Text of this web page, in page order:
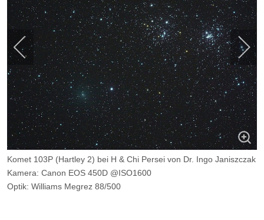
Komet 103P (Hartley 2) bei H & Chi Persei von Dr. Ingo Janiszczak
Kamera: Canon EOS 450D @ISO1600
Optik: Williams Megrez 88/500